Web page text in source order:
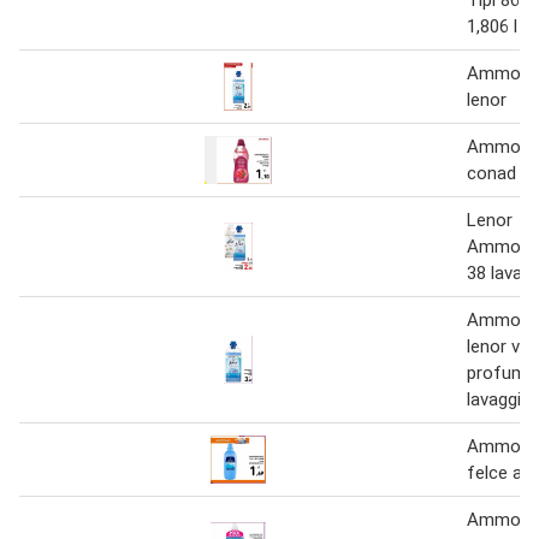
1,806 l
lenor
conad
Lenor
38
lenor
lavaggi
felce